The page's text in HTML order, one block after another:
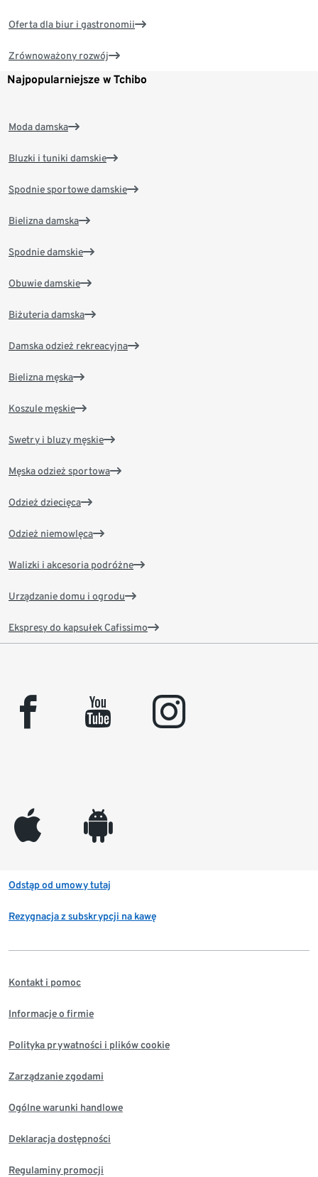
Oferta dla biur i gastronomii
Zrównoważony rozwój
Najpopularniejsze w Tchibo
Moda damska
Bluzki i tuniki damskie
Spodnie sportowe damskie
Bielizna damska
Spodnie damskie
Obuwie damskie
Biżuteria damska
Damska odzież rekreacyjna
Bielizna męska
Koszule męskie
Swetry i bluzy męskie
Męska odzież sportowa
Odzież dziecięca
Odzież niemowlęca
Walizki i akcesoria podróżne
Urządzanie domu i ogrodu
Ekspresy do kapsułek Cafissimo
facebook youtube instagram
appleinc android
Odstąp od umowy tutaj
Rezygnacja z subskrypcji na kawę
Kontakt i pomoc
Informacje o firmie
Polityka prywatności i plików cookie
Zarządzanie zgodami
Ogólne warunki handlowe
Deklaracja dostępności
Regulaminy promocji